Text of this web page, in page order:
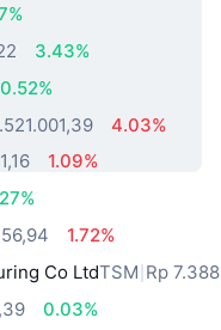
3.43%
0.52%
4.03%
1.09%
1.72%
Co LtdTSM Rp
0.03%